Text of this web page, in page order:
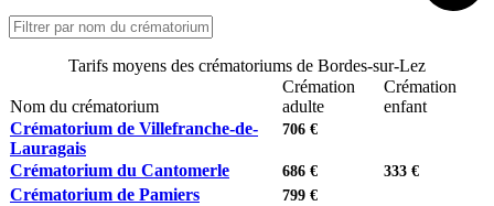
Tarifs moyens des crématoriums de Bordes-sur-Lez
Nom du crématorium
Crémation
adulte
Crémation
enfant
Crématorium de Villefranche-de-
Lauragais
706 €
Crématorium du Cantomerle 686 € 333 €
Crématorium de Pamiers 799 €